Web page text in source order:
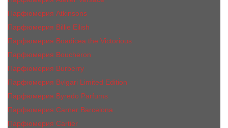
Парфюмерия Atkinsons
Парфюмерия Billie Eilish
Парфюмерия Boadicea the Victorious
Парфюмерия Boucheron
Парфюмерия Burberry
Парфюмерия Bvlgari Limited Edition
Парфюмерия Byredo Parfums
Парфюмерия Carner Barcelona
Парфюмерия Cartier